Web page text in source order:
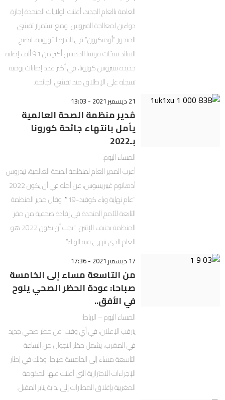
العامة بالعام الجديد، أعلنت الولايات المتحدة إجازة
دواءين لمعالجة الفيروس. ومع استمرار تفشي
المتحور “أوميكرون” في القارة الأوروبية، ليصبح
السائد سجّلت فرنسا الخميس أكثر من 91 ألف إصابة
جديدة بفيروس كورونا، في أكبر عدد إصابات يومية
تسجله على الإطلاق منذ تفشي الجائحة.
21 ديسمبر 2021 - 13:03
مُدير منظمة الصحة العالمية
يأمل بانتهاء جائحة كورونا
بـ2022
المساء اليوم:
أعرب المدير العام لمنظمة الصحة العالمية، تيدروس
أدهانوم غيبريسوس، عن أمله في أن يكون 2022
“عام نهاية وباء كوفيد-19″، وقال مدير المنظمة
التابعة للأمم المتحدة في إفادة صحفية من مقر
المنظمة بجنيف الإثنين، “يجب أن يكون 2022 هو
العام الذي ننهي فيه الوباء”.
17 ديسمبر 2021 - 17:36
من التاسعة مساء إلى الخامسة
صباحا: عودة الحظر الصحي يلوح
في الأفق..
المساء اليوم – الرباط:
يترقب الإعلان، في أي وقت، عن حظر صحي جديد
في المغرب، يشمل حظر التجوال من الساعة
التاسعة مساء إلى الخامسة صباحا، وذلك في إطار
الإجراءات الاحترازية التي أعلنت عنها الحكومة
المغربية بإغلاق المطارات إلى بداية يناير المقبل.